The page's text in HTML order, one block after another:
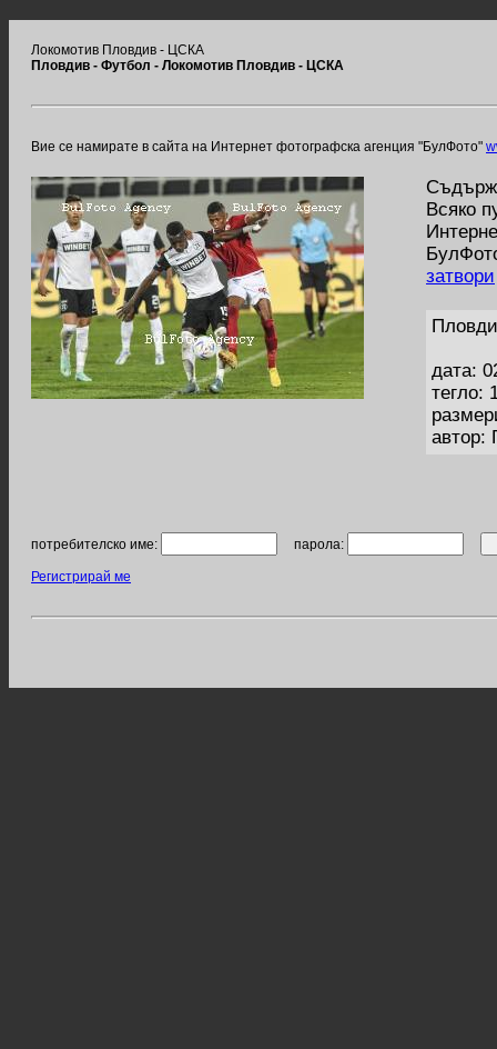
Локомотив Пловдив - ЦСКА
Пловдив - Футбол - Локомотив Пловдив - ЦСКА
Вие се намирате в сайта на Интернет фотографска агенция "БулФото"
Всяко
затвори
дата:
тегло:
автор:
потребителско име: парола:
Регистрирай ме